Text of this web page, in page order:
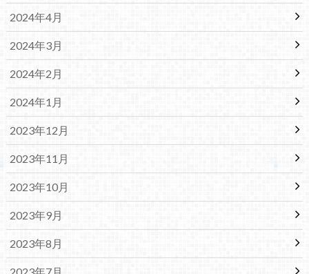
2024年4月
2024年3月
2024年2月
2024年1月
2023年12月
2023年11月
2023年10月
2023年9月
2023年8月